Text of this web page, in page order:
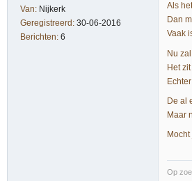
Van: Nijkerk
Geregistreerd: 30-06-2016
Berichten: 6
Als
Dan
Vaak
Nu
Het
De al
Maar
Op